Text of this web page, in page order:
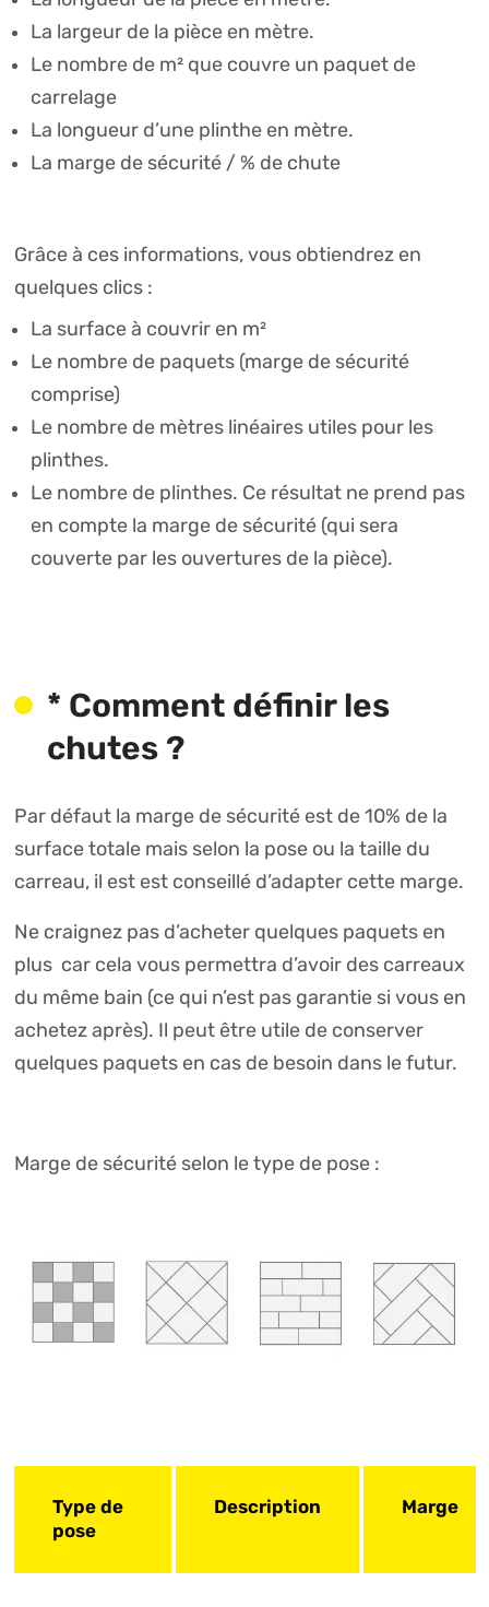
La largeur de la pièce en mètre.
Le nombre de m² que couvre un paquet de
carrelage
La longueur d’une plinthe en mètre.
La marge de sécurité / % de chute
Grâce à ces informations, vous obtiendrez en
quelques clics :
La surface à couvrir en m²
Le nombre de paquets (marge de sécurité
comprise)
Le nombre de mètres linéaires utiles pour les
plinthes.
Le nombre de plinthes. Ce résultat ne prend pas
en compte la marge de sécurité (qui sera
couverte par les ouvertures de la pièce).
* Comment définir les
chutes ?
Par défaut la marge de sécurité est de 10% de la
surface totale mais selon la pose ou la taille du
carreau, il est est conseillé d’adapter cette marge.
Ne craignez pas d’acheter quelques paquets en
plus car cela vous permettra d’avoir des carreaux
du même bain (ce qui n’est pas garantie si vous en
achetez après). Il peut être utile de conserver
quelques paquets en cas de besoin dans le futur.
Marge de sécurité selon le type de pose :
Type de
pose
Description Marge